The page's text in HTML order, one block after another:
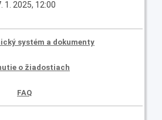
1. 2025, 12:00
systém a dokumenty
o žiadostiach
FAQ